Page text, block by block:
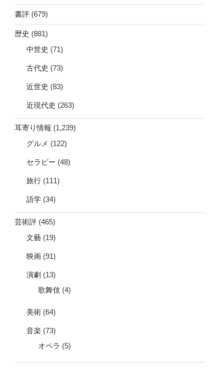
書評 (679)
歴史 (881)
中世史 (71)
古代史 (73)
近世史 (83)
近現代史 (263)
耳寄り情報 (1,239)
グルメ (122)
セラピー (48)
旅行 (111)
語学 (34)
芸術評 (465)
文藝 (19)
映画 (91)
演劇 (13)
歌舞伎 (4)
美術 (64)
音楽 (73)
オペラ (5)